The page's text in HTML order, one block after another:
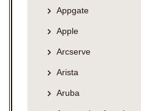
Appgate
Apple
Arcserve
Arista
Aruba